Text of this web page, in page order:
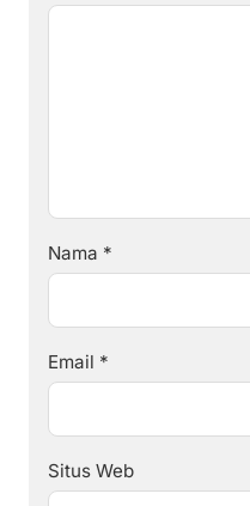
Nama *
Email *
Situs Web